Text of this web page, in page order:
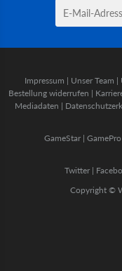
Impressum | Unser Team |
Bestellung widerrufen |
Mediadaten |
GameStar| GamePro
Twitter |
Copyright ©